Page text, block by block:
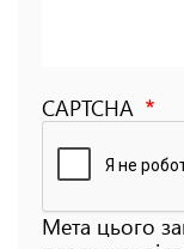
CAPTCHA
Мета цього